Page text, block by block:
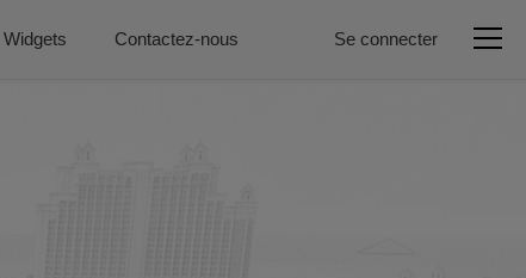
Widgets Contactez-nous Se connecter